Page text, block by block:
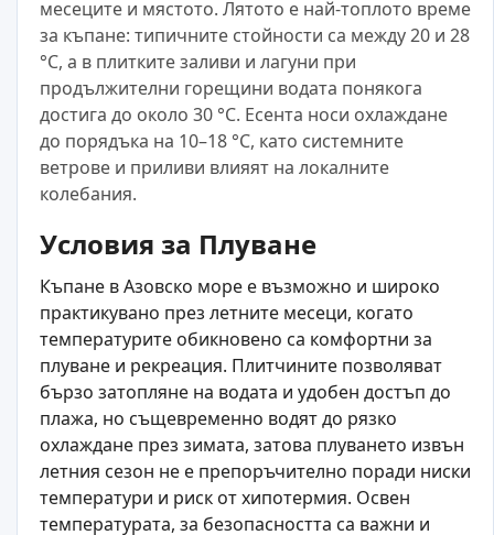
месеците и мястото. Лятото е най-топлото време
за къпане: типичните стойности са между 20 и 28
°C, а в плитките заливи и лагуни при
продължителни горещини водата понякога
достига до около 30 °C. Есента носи охлаждане
до порядъка на 10–18 °C, като системните
ветрове и приливи влияят на локалните
колебания.
Условия за Плуване
Къпане в Азовско море е възможно и широко
практикувано през летните месеци, когато
температурите обикновено са комфортни за
плуване и рекреация. Плитчините позволяват
бързо затопляне на водата и удобен достъп до
плажа, но същевременно водят до рязко
охлаждане през зимата, затова плуването извън
летния сезон не е препоръчително поради ниски
температури и риск от хипотермия. Освен
температурата, за безопасността са важни и